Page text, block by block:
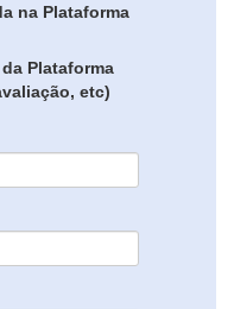
na Plataforma
Plataforma
etc)